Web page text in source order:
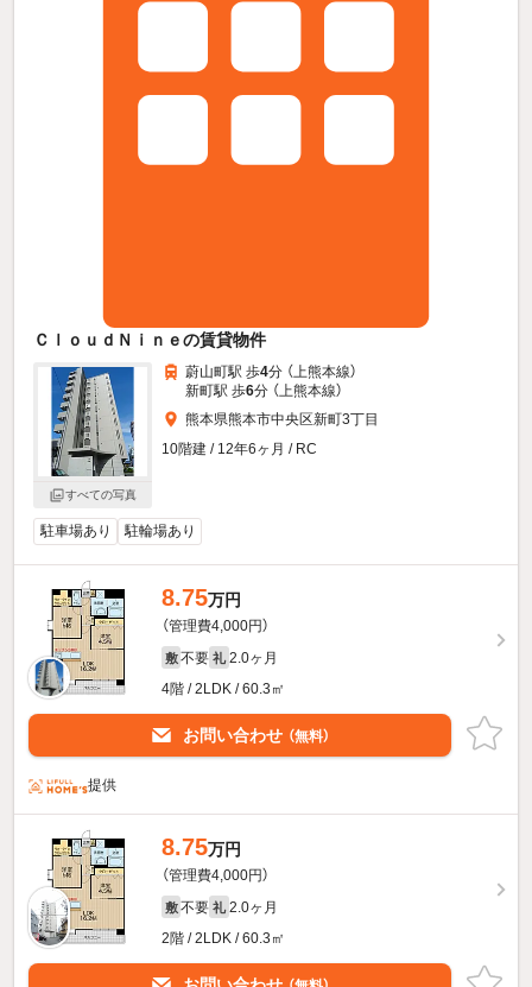
ＣｌｏｕｄＮｉｎｅの賃貸物件
すべての写真
蔚山町駅 歩4分 （上熊本線）
新町駅 歩6分 （上熊本線）
熊本県熊本市中央区新町3丁目
10階建 / 12年6ヶ月 / RC
駐車場あり 駐輪場あり
8.75万円
（管理費4,000円）
敷 不要 礼 2.0ヶ月
4階 / 2LDK / 60.3㎡
お問い合わせ （無料）
提供
8.75万円
（管理費4,000円）
敷 不要 礼 2.0ヶ月
2階 / 2LDK / 60.3㎡